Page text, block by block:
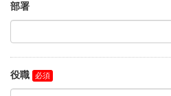
部署
役職